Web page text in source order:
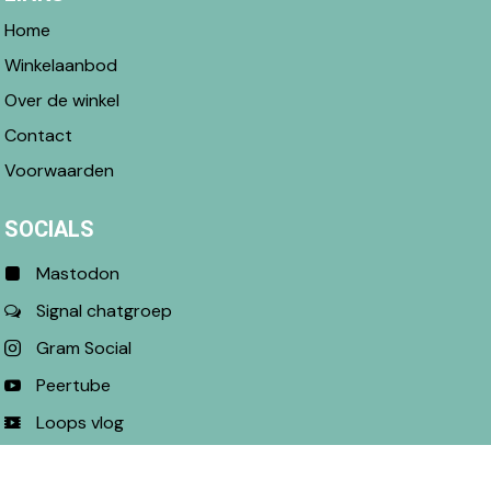
Home
Winkelaanbod
Over de winkel
Contact
Voorwaarden
SOCIALS
Mastodon
Signal chatgroep
Gram Social
Peertube
Loops vlog